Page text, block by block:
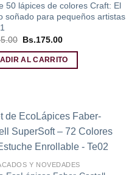
50 lápices de colores Craft: El
soñado para pequeños artistas
El
original
era:
Bs.175.00El
actual
es:
AL CARRITO
Añadir
a la
Y NOVEDADES